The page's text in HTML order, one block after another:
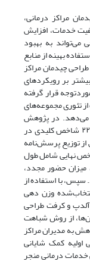
مراکز درمانی،
خدمات، افزایش
می‌تواند به بهبود
بهینه از منابع
چیدمان مراکز
بر رویکردهای
قرار گرفته
تئوری مجموعه‌های
می‌دهد. در پژوهش
حاضر ابتدا با مرور مقالات و مصاحبه با خبرگان، ۲۲ شاخص کلیدی در
توزیع پرسش‌نامه
نهایی شامل طول
میزان حضور مجدد،
سپس، با استفاده از
وزن دهی
و کرفت طراحی
از روش شباهت
به مدیران مراکز
اولیه کمک شایانی
خدمات درمانی منجر